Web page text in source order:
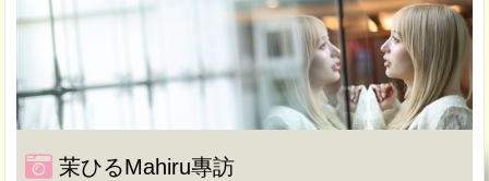
茉ひるMahiru專訪